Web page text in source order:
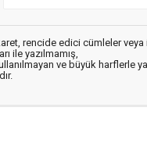
rencide edici cümleler veya
ile yazılmamış,
ve büyük harflerle